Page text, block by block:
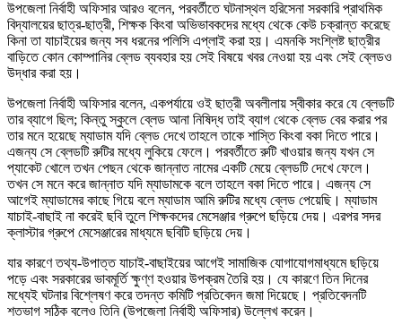
উপজেলা নির্বাহী অফিসার আরও বলেন, পরবর্তীতে ঘটনাস্থল হরিসেনা সরকারি প্রাথমিক
বিদ্যালয়ের ছাত্র-ছাত্রী, শিক্ষক কিংবা অভিভাবকদের মধ্যে থেকে কেউ চক্রান্ত করেছে
কিনা তা যাচাইয়ের জন্য সব ধরনের পলিসি এপ্লাই করা হয়। এমনকি সংশ্লিষ্ট ছাত্রীর
বাড়িতে কোন কোম্পানির ব্লেড ব্যবহার হয় সেই বিষয়ে খবর নেওয়া হয় এবং সেই ব্লেডও
উদ্ধার করা হয়।
উপজেলা নির্বাহী অফিসার বলেন, একপর্যায়ে ওই ছাত্রী অবলীলায় স্বীকার করে যে ব্লেডটি
তার ব্যাগে ছিল; কিন্তু স্কুলে ব্লেড আনা নিষিদ্ধ তাই ব্যাগ থেকে ব্লেড বের করার পর
তার মনে হয়েছে ম্যাডাম যদি ব্লেড দেখে তাহলে তাকে শাস্তি কিংবা বকা দিতে পারে।
এজন্য সে ব্লেডটি রুটির মধ্যে লুকিয়ে ফেলে। পরবর্তীতে রুটি খাওয়ার জন্য যখন সে
প্যাকেট খোলে তখন পেছন থেকে জান্নাত নামের একটি মেয়ে ব্লেডটি দেখে ফেলে।
তখন সে মনে করে জান্নাত যদি ম্যাডামকে বলে তাহলে বকা দিতে পারে। এজন্য সে
আগেই ম্যাডামের কাছে গিয়ে বলে ম্যাডাম আমি রুটির মধ্যে ব্লেড পেয়েছি। ম্যাডাম
যাচাই-বাছাই না করেই ছবি তুলে শিক্ষকদের মেসেঞ্জার গ্রুপে ছড়িয়ে দেয়। এরপর সদর
ক্লাস্টার গ্রুপে মেসেঞ্জারের মাধ্যমে ছবিটি ছড়িয়ে দেয়।
যার কারণে তথ্য-উপাত্ত যাচাই-বাছাইয়ের আগেই সামাজিক যোগাযোগমাধ্যমে ছড়িয়ে
পড়ে এবং সরকারের ভাবমূর্তি ক্ষুণ্ণ হওয়ার উপক্রম তৈরি হয়। যে কারণে তিন দিনের
মধ্যেই ঘটনার বিশ্লেষণ করে তদন্ত কমিটি প্রতিবেদন জমা দিয়েছে। প্রতিবেদনটি
শতভাগ সঠিক বলেও তিনি (উপজেলা নির্বাহী অফিসার) উল্লেখ করেন।